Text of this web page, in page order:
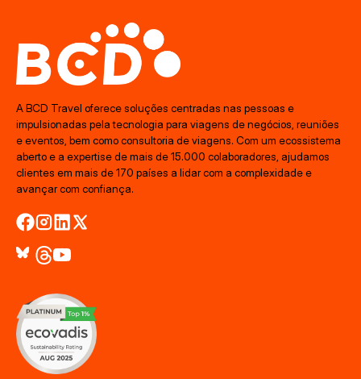
A BCD Travel oferece soluções centradas nas pessoas e
impulsionadas pela tecnologia para viagens de negócios, reuniões
e eventos, bem como consultoria de viagens. Com um ecossistema
aberto e a expertise de mais de 15.000 colaboradores, ajudamos
clientes em mais de 170 países a lidar com a complexidade e
avançar com confiança.